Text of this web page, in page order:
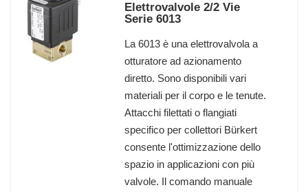
Elettrovalvole 2/2 Vie
Serie 6013
La 6013 è una elettrovalvola a
otturatore ad azionamento
diretto. Sono disponibili vari
materiali per il corpo e le tenute.
Attacchi filettati o flangiati
specifico per collettori Bürkert
consente l'ottimizzazione dello
spazio in applicazioni con più
valvole. Il comando manuale